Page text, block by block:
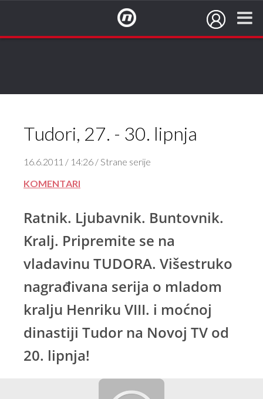
Tudori, 27. - 30. lipnja
16.6.2011 / 14:26 / Strane serije
KOMENTARI
Ratnik. Ljubavnik. Buntovnik.
Kralj. Pripremite se na
vladavinu TUDORA. Višestruko
nagrađivana serija o mladom
kralju Henriku VIII. i moćnoj
dinastiji Tudor na Novoj TV od
20. lipnja!